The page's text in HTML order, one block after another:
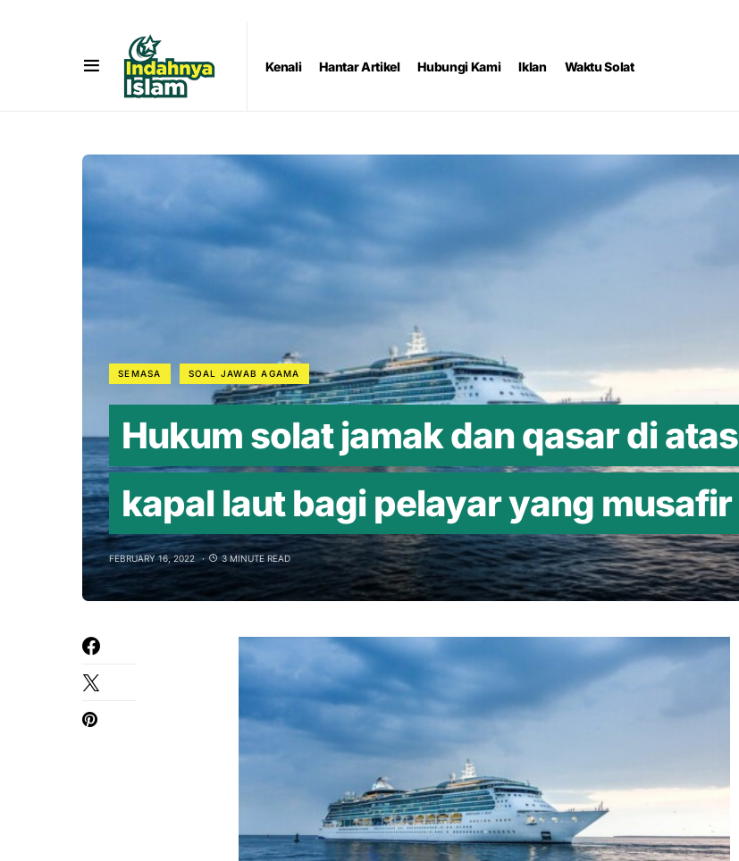
Kenali Hantar Artikel Hubungi Kami Iklan Waktu Solat
SEMASA SOAL JAWAB AGAMA
Hukum solat jamak dan qasar di atas
kapal laut bagi pelayar yang musafir
FEBRUARY 16, 2022 3 MINUTE READ